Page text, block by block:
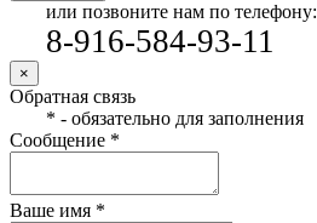
или позвоните нам по телефону:
8-916-584-93-11
×
Обратная связь
* - обязательно для заполнения
Сообщение *
Ваше имя *